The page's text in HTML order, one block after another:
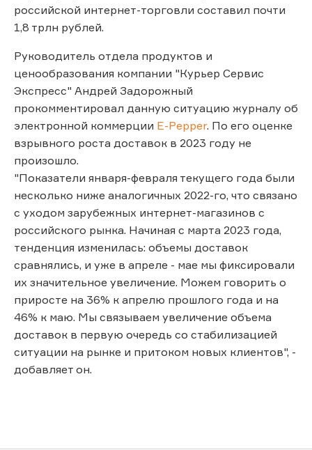
российской интернет-торговли составил почти
1,8 трлн рублей.
Руководитель отдела продуктов и
ценообразования компании "Курьер Сервис
Экспресс" Андрей Задорожный
прокомментировал данную ситуацию журналу об
электронной коммерции E-Pepper. По его оценке
взрывного роста доставок в 2023 году не
произошло.
"Показатели января-февраля текущего года были
несколько ниже аналогичных 2022-го, что связано
с уходом зарубежных интернет-магазинов с
российского рынка. Начиная с марта 2023 года,
тенденция изменилась: объемы доставок
сравнялись, и уже в апреле - мае мы фиксировали
их значительное увеличение. Можем говорить о
приросте на 36% к апрелю прошлого года и на
46% к маю. Мы связываем увеличение объема
доставок в первую очередь со стабилизацией
ситуации на рынке и притоком новых клиентов", -
добавляет он.